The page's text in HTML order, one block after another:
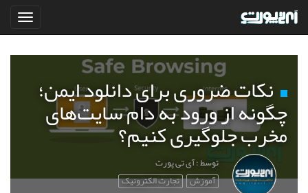
نکات ضروری برای دانلود ایمن؛
چگونه از ورود به دام سایت‌های
مخرب جلوگیری کنیم؟
توسط : آی تی پورت
آموزش تجارت الکترونیک